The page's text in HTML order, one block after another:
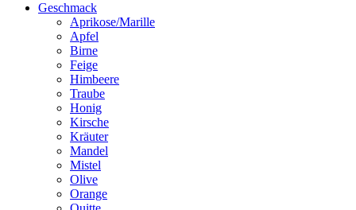
Geschmack
Aprikose/Marille
Apfel
Birne
Feige
Himbeere
Traube
Honig
Kirsche
Kräuter
Mandel
Mistel
Olive
Orange